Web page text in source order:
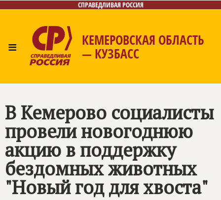
СПРАВЕДЛИВАЯ РОССИЯ
≡ КЕМЕРОВСКАЯ ОБЛАСТЬ
— КУЗБАСС
Лица
В Кемерово социалисты
провели новогоднюю
акцию в поддержку
бездомных животных
"Новый год для хвоста"